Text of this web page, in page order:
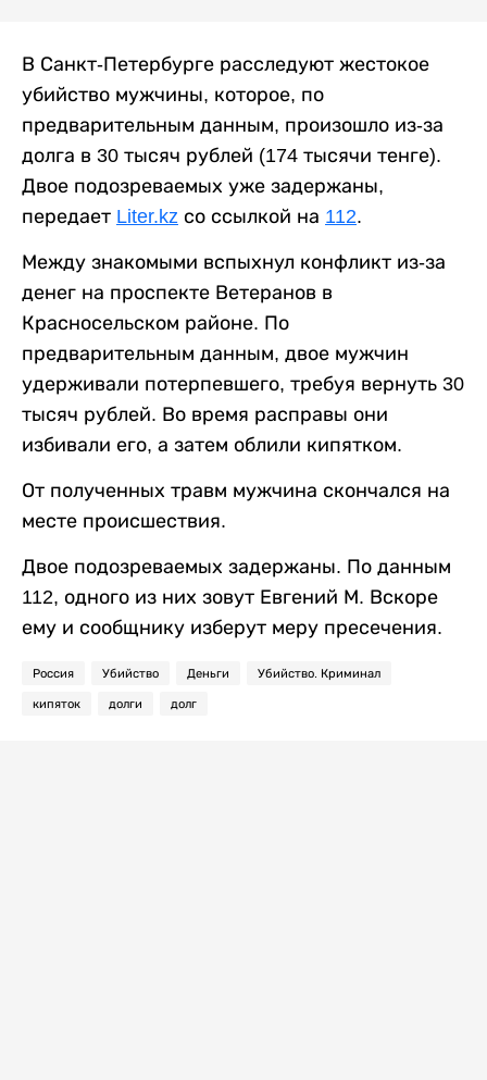
В Санкт-Петербурге расследуют жестокое
убийство мужчины, которое, по
предварительным данным, произошло из-за
долга в 30 тысяч рублей (174 тысячи тенге).
Двое подозреваемых уже задержаны,
передает Liter.kz со ссылкой на 112.
Между знакомыми вспыхнул конфликт из-за
денег на проспекте Ветеранов в
Красносельском районе. По
предварительным данным, двое мужчин
удерживали потерпевшего, требуя вернуть 30
тысяч рублей. Во время расправы они
избивали его, а затем облили кипятком.
От полученных травм мужчина скончался на
месте происшествия.
Двое подозреваемых задержаны. По данным
112, одного из них зовут Евгений М. Вскоре
ему и сообщнику изберут меру пресечения.
Россия Убийство Деньги Убийство. Криминал
кипяток долги долг